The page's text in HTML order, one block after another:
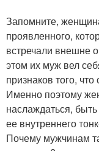
Запомните,
проявленного,
встречали внешне
этом их муж вел
признаков того,
Именно поэтому
наслаждаться,
ее внутреннего
Почему мужчинам